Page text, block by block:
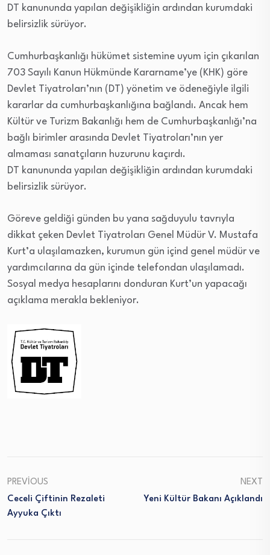
DT kanununda yapılan değişikliğin ardından kurumdaki
belirsizlik sürüyor.
Cumhurbaşkanlığı hükümet sistemine uyum için çıkarılan
703 Sayılı Kanun Hükmünde Kararname’ye (KHK) göre
Devlet Tiyatroları’nın (DT) yönetim ve ödeneğiyle ilgili
kararlar da cumhurbaşkanlığına bağlandı. Ancak hem
Kültür ve Turizm Bakanlığı hem de Cumhurbaşkanlığı’na
bağlı birimler arasında Devlet Tiyatroları’nın yer
almaması sanatçıların huzurunu kaçırdı.
DT kanununda yapılan değişikliğin ardından kurumdaki
belirsizlik sürüyor.
Göreve geldiği günden bu yana sağduyulu tavrıyla
dikkat çeken Devlet Tiyatroları Genel Müdür V. Mustafa
Kurt’a ulaşılamazken, kurumun gün içind genel müdür ve
yardımcılarına da gün içinde telefondan ulaşılamadı.
Sosyal medya hesaplarını donduran Kurt’un yapacağı
açıklama merakla bekleniyor.
PREVIOUS
Ceceli Çiftinin Rezaleti
Ayyuka Çıktı
NEXT
Yeni Kültür Bakanı Açıklandı